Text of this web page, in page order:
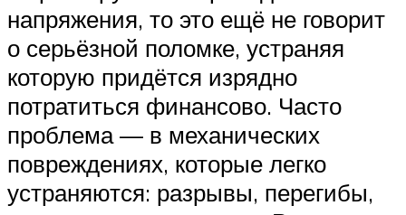
напряжения, то это ещё не говорит
о серьёзной поломке, устраняя
которую придётся изрядно
потратиться финансово. Часто
проблема — в механических
повреждениях, которые легко
устраняются: разрывы, перегибы,